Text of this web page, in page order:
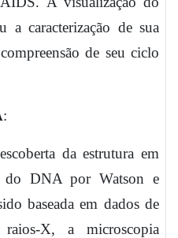
a caracterização de sua
de seu ciclo
:
da estrutura em
do DNA por Watson e
baseada em dados de
X, a microscopia